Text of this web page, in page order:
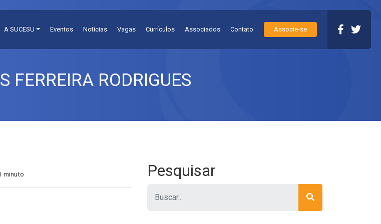
A SUCESU Eventos Notícias Vagas Currículos Associados Contato Associe-se
FERREIRA RODRIGUES
minuto Pesquisar